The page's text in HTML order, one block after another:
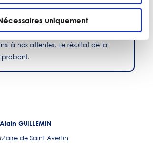
uniquement
les consultants d’Ecofinance,
preuve d’un grand
et d’unecourtoisie exemplaire,
à nos attentes. Le résultat de la
probant.
Alain GUILLEMIN
Maire de Saint Avertin